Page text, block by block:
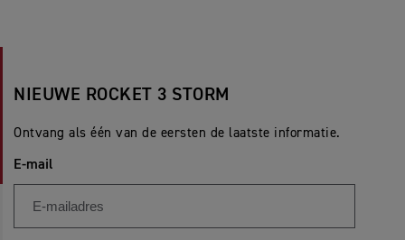
NIEUWE ROCKET 3 STORM
Ontvang als één van de eersten de laatste informatie.
E-mail